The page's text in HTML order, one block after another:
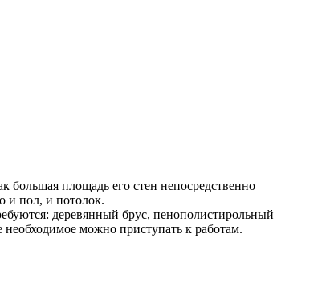
большая площадь его стен непосредственно
и пол, и потолок.
деревянный брус, пенополистирольный
можно приступать к работам.